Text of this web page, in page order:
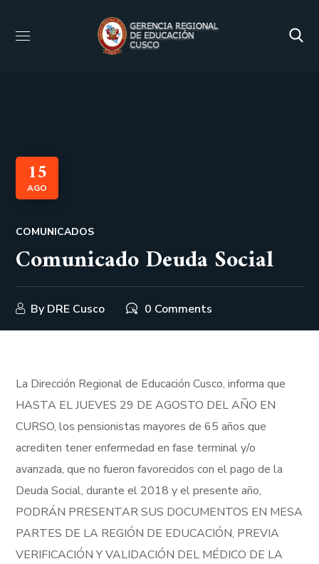
15
AGO
COMUNICADOS
Comunicado Deuda Social
By DRE Cusco 0 Comments
La Dirección Regional de Educación Cusco, informa que
HASTA EL JUEVES 29 DE AGOSTO DEL AÑO EN
CURSO, los pensionistas mayores de 65 años que
acrediten tener enfermedad en fase terminal y/o
avanzada, que no fueron favorecidos con el pago de la
Deuda Social, durante el 2018 y el presente año,
PODRÁN PRESENTAR SUS DOCUMENTOS EN MESA
PARTES DE LA REGIÓN DE EDUCACIÓN, PREVIA
VERIFICACIÓN Y VALIDACIÓN DEL MÉDICO DE LA